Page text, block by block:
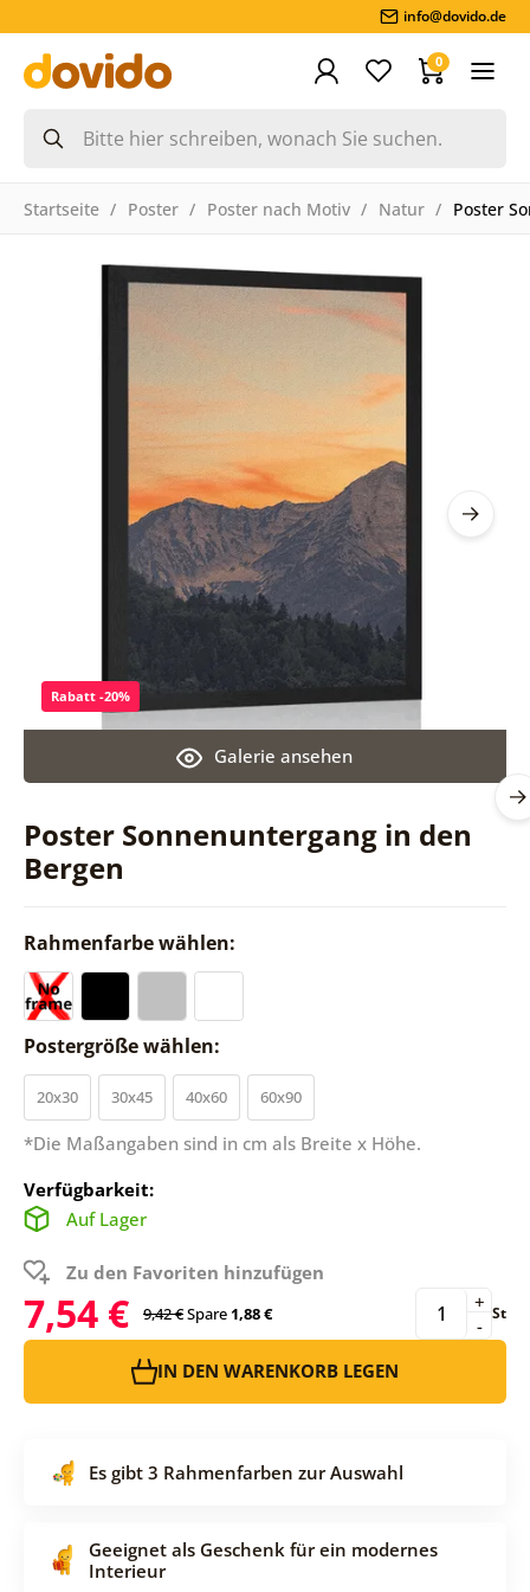
info@dovido.de
0
Startseite Poster Poster nach Motiv Natur Poster
Poster Sonnenuntergang in den
Bergen
Galerie ansehen
Rabatt -20%
Rahmenfarbe wählen:
Postergröße wählen:
20x30 30x45 40x60 60x90
*Die Maßangaben sind in cm als Breite x Höhe.
Verfügbarkeit:
Auf Lager
Zu den Favoriten hinzufügen
7,54 € 9,42 €Spare1,88 € -
+ St
IN DEN WARENKORB LEGEN
Es gibt 3 Rahmenfarben zur Auswahl
Geeignet als Geschenk für ein modernes
Interieur